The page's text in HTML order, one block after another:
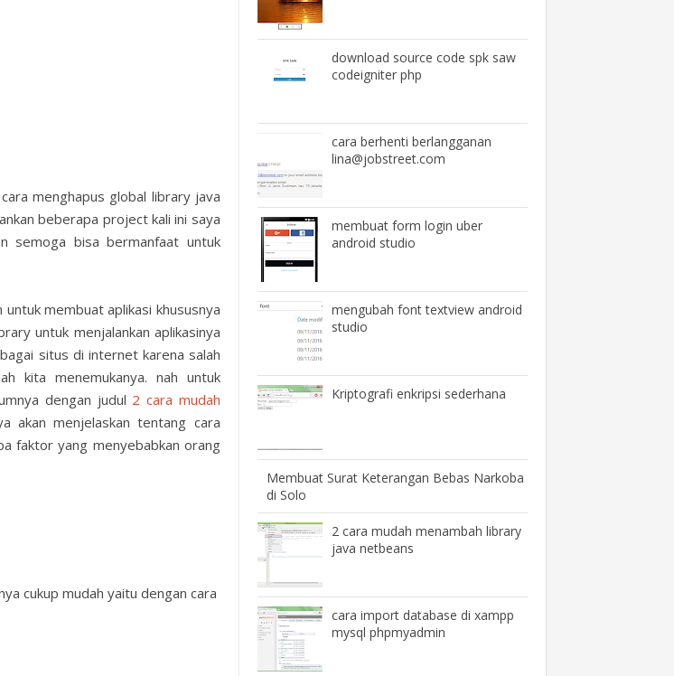
menghapus global library java
beberapa project kali ini saya
semoga bisa bermanfaat untuk
membuat aplikasi khususnya
untuk menjalankan aplikasinya
situs di internet karena salah
kita menemukanya. nah untuk
dengan judul 2 cara mudah
akan menjelaskan tentang cara
faktor yang menyebabkan orang
cukup mudah yaitu dengan cara
download source code spk saw
codeigniter php
cara berhenti berlangganan
lina@jobstreet.com
membuat form login uber
android studio
mengubah font textview android
studio
Kriptografi enkripsi sederhana
Membuat Surat Keterangan Bebas Narkoba
di Solo
2 cara mudah menambah library
java netbeans
cara import database di xampp
mysql phpmyadmin